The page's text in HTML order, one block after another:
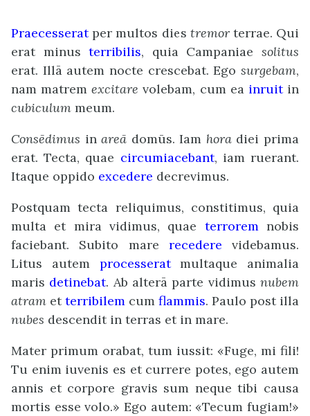
Praecesseratper multos dies tremorterrae. Qui
erat minusterribilis, quia Campaniaesolitus
erat. Illā autem nocte crescebat. Ego surgebam,
nam matremexcitare volebam, cum ea inruitin
cubiculum meum.
Consēdimus inareā domūs. Iam horadiei prima
erat. Tecta, quae circumiacebant, iam ruerant.
Itaque oppido excedere decrevimus.
Postquam tecta reliquimus, constitimus, quia
multa et mira vidimus, quae terroremnobis
faciebant. Subito mare recedere videbamus.
Litus autem processeratmultaque animalia
maris detinebat. Ab alterā parte vidimusnubem
atram etterribilem cum flammis. Paulo post illa
nubes descendit in terras et in mare.
Mater primum orabat, tum iussit: «Fuge, mi fili!
Tu enim iuvenis es et currere potes, ego autem
annis et corpore gravis sum neque tibi causa
mortis esse volo.» Ego autem: «Tecum fugiam!»